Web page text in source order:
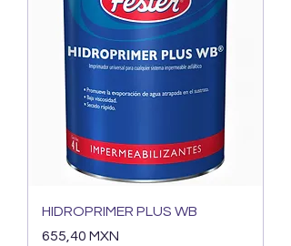
HIDROPRIMER PLUS WB
Precio
655,40 MXN